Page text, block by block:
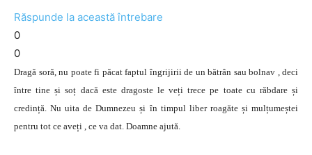
Răspunde la această întrebare
0
0
Dragă soră, nu poate fi păcat faptul îngrijirii de un bătrân sau bolnav , deci
între tine și soț dacă este dragoste le veți trece pe toate cu răbdare și
credință. Nu uita de Dumnezeu și în timpul liber roagăte și mulțumeștei
pentru tot ce aveți , ce va dat. Doamne ajută.